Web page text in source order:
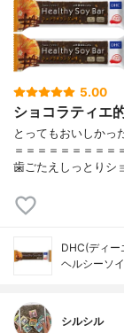
5.00
ショコラティエ
とってもおいしかっ
＝＝＝＝＝＝＝＝＝
歯ごたえしっとりシ
DHC(ディー
ヘルシーソ
シルシル